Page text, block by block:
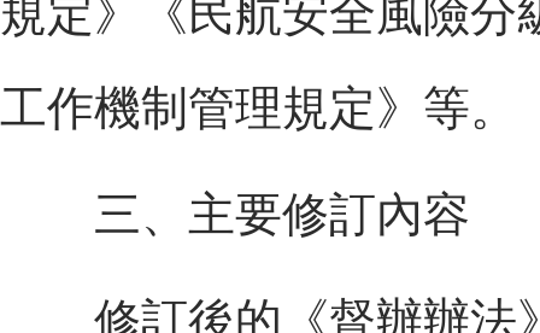
規定》《民航安全風險
工作機制管理規定》等。
三、主要修訂內容
修訂後的《督辦辦法